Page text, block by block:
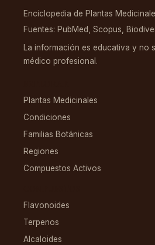
Enciclopedia de Plantas
Fuentes: PubMed, Scopus,
La información es educativa y no
médico profesional.
Plantas Medicinales
Condiciones
Familias Botánicas
Regiones
Compuestos Activos
Flavonoides
Terpenos
Alcaloides